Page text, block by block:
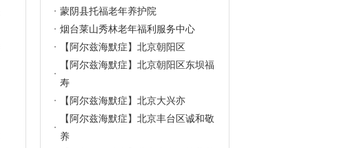
蒙阴县托福老年养护院
烟台莱山秀林老年福利服务中心
【阿尔兹海默症】北京朝阳区
【阿尔兹海默症】北京朝阳区东坝福
寿
【阿尔兹海默症】北京大兴亦
【阿尔兹海默症】北京丰台区诚和敬
养